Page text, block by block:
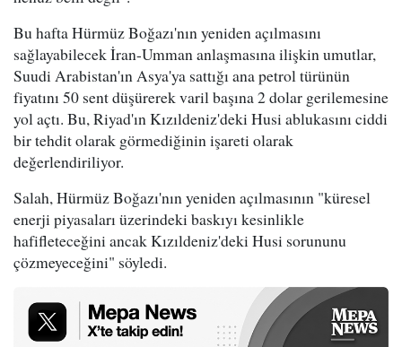
Bu hafta Hürmüz Boğazı'nın yeniden açılmasını
sağlayabilecek İran-Umman anlaşmasına ilişkin umutlar,
Suudi Arabistan'ın Asya'ya sattığı ana petrol türünün
fiyatını 50 sent düşürerek varil başına 2 dolar gerilemesine
yol açtı. Bu, Riyad'ın Kızıldeniz'deki Husi ablukasını ciddi
bir tehdit olarak görmediğinin işareti olarak
değerlendiriliyor.
Salah, Hürmüz Boğazı'nın yeniden açılmasının "küresel
enerji piyasaları üzerindeki baskıyı kesinlikle
hafifleteceğini ancak Kızıldeniz'deki Husi sorununu
çözmeyeceğini" söyledi.